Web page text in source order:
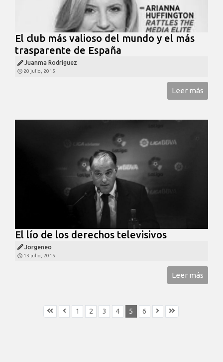
El club más valioso del mundo y el más
trasparente de España
Juanma Rodríguez
20 julio, 2015
Leer más
El lío de los derechos televisivos
Jorgeneo
13 julio, 2015
Leer más
1 2 3 4 5 6